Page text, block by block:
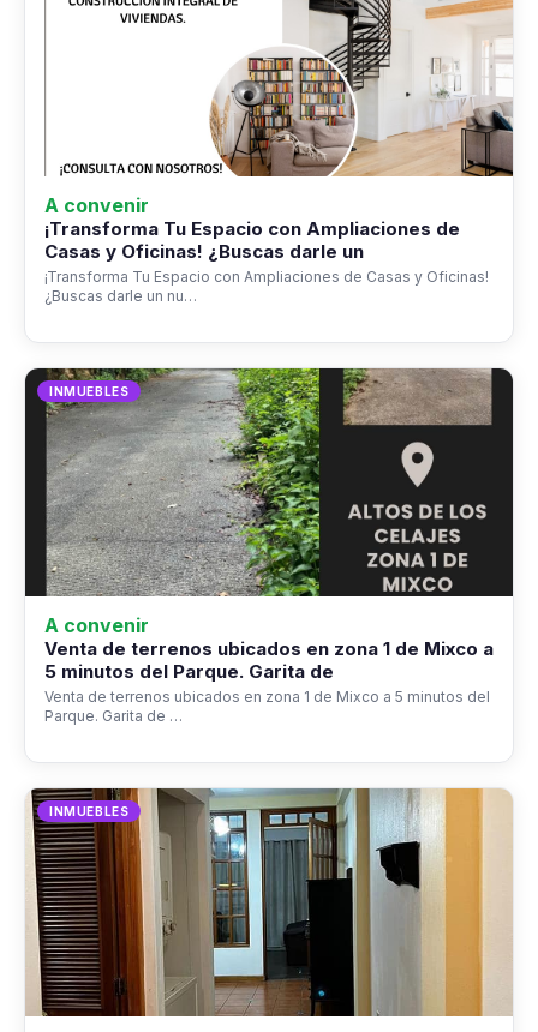
A convenir
¡Transforma Tu Espacio con Ampliaciones de
Casas y Oficinas! ¿Buscas darle un
¡Transforma Tu Espacio con Ampliaciones de Casas y Oficinas!
¿Buscas darle un nu…
INMUEBLES
A convenir
Venta de terrenos ubicados en zona 1 de Mixco a
5 minutos del Parque. Garita de
Venta de terrenos ubicados en zona 1 de Mixco a 5 minutos del
Parque. Garita de …
INMUEBLES